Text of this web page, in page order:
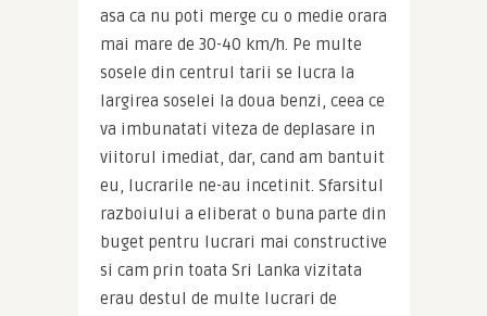
asa ca nu poti merge cu o medie orara
mai mare de 30-40 km/h. Pe multe
sosele din centrul tarii se lucra la
largirea soselei la doua benzi, ceea ce
va imbunatati viteza de deplasare in
viitorul imediat, dar, cand am bantuit
eu, lucrarile ne-au incetinit. Sfarsitul
razboiului a eliberat o buna parte din
buget pentru lucrari mai constructive
si cam prin toata Sri Lanka vizitata
erau destul de multe lucrari de